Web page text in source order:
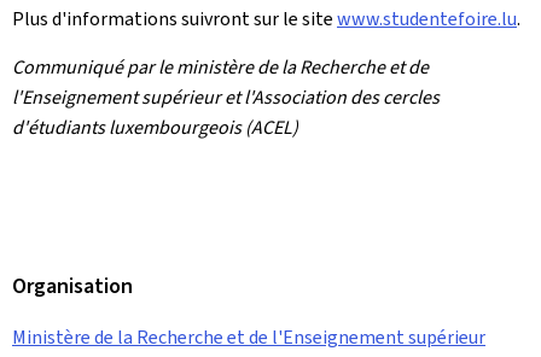
Plus d'informations suivront sur le sitewww.studentefoire.lu.
Communiqué par le ministère de la Recherche et de
l'Enseignement supérieur et l'Association des cercles
d'étudiants luxembourgeois (ACEL)
Organisation
Ministère de la Recherche et de l'Enseignement supérieur